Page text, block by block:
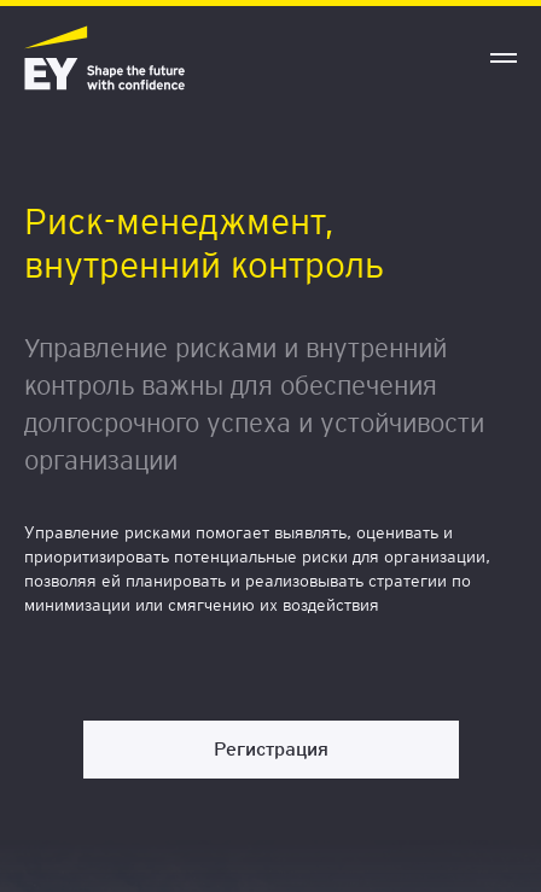
Риск-менеджмент,
внутренний контроль
Управление рисками и внутренний
контроль важны для обеспечения
долгосрочного успеха и устойчивости
организации
Управление рисками помогает выявлять, оценивать и
приоритизировать потенциальные риски для организации,
позволяя ей планировать и реализовывать стратегии по
минимизации или смягчению их воздействия
Регистрация